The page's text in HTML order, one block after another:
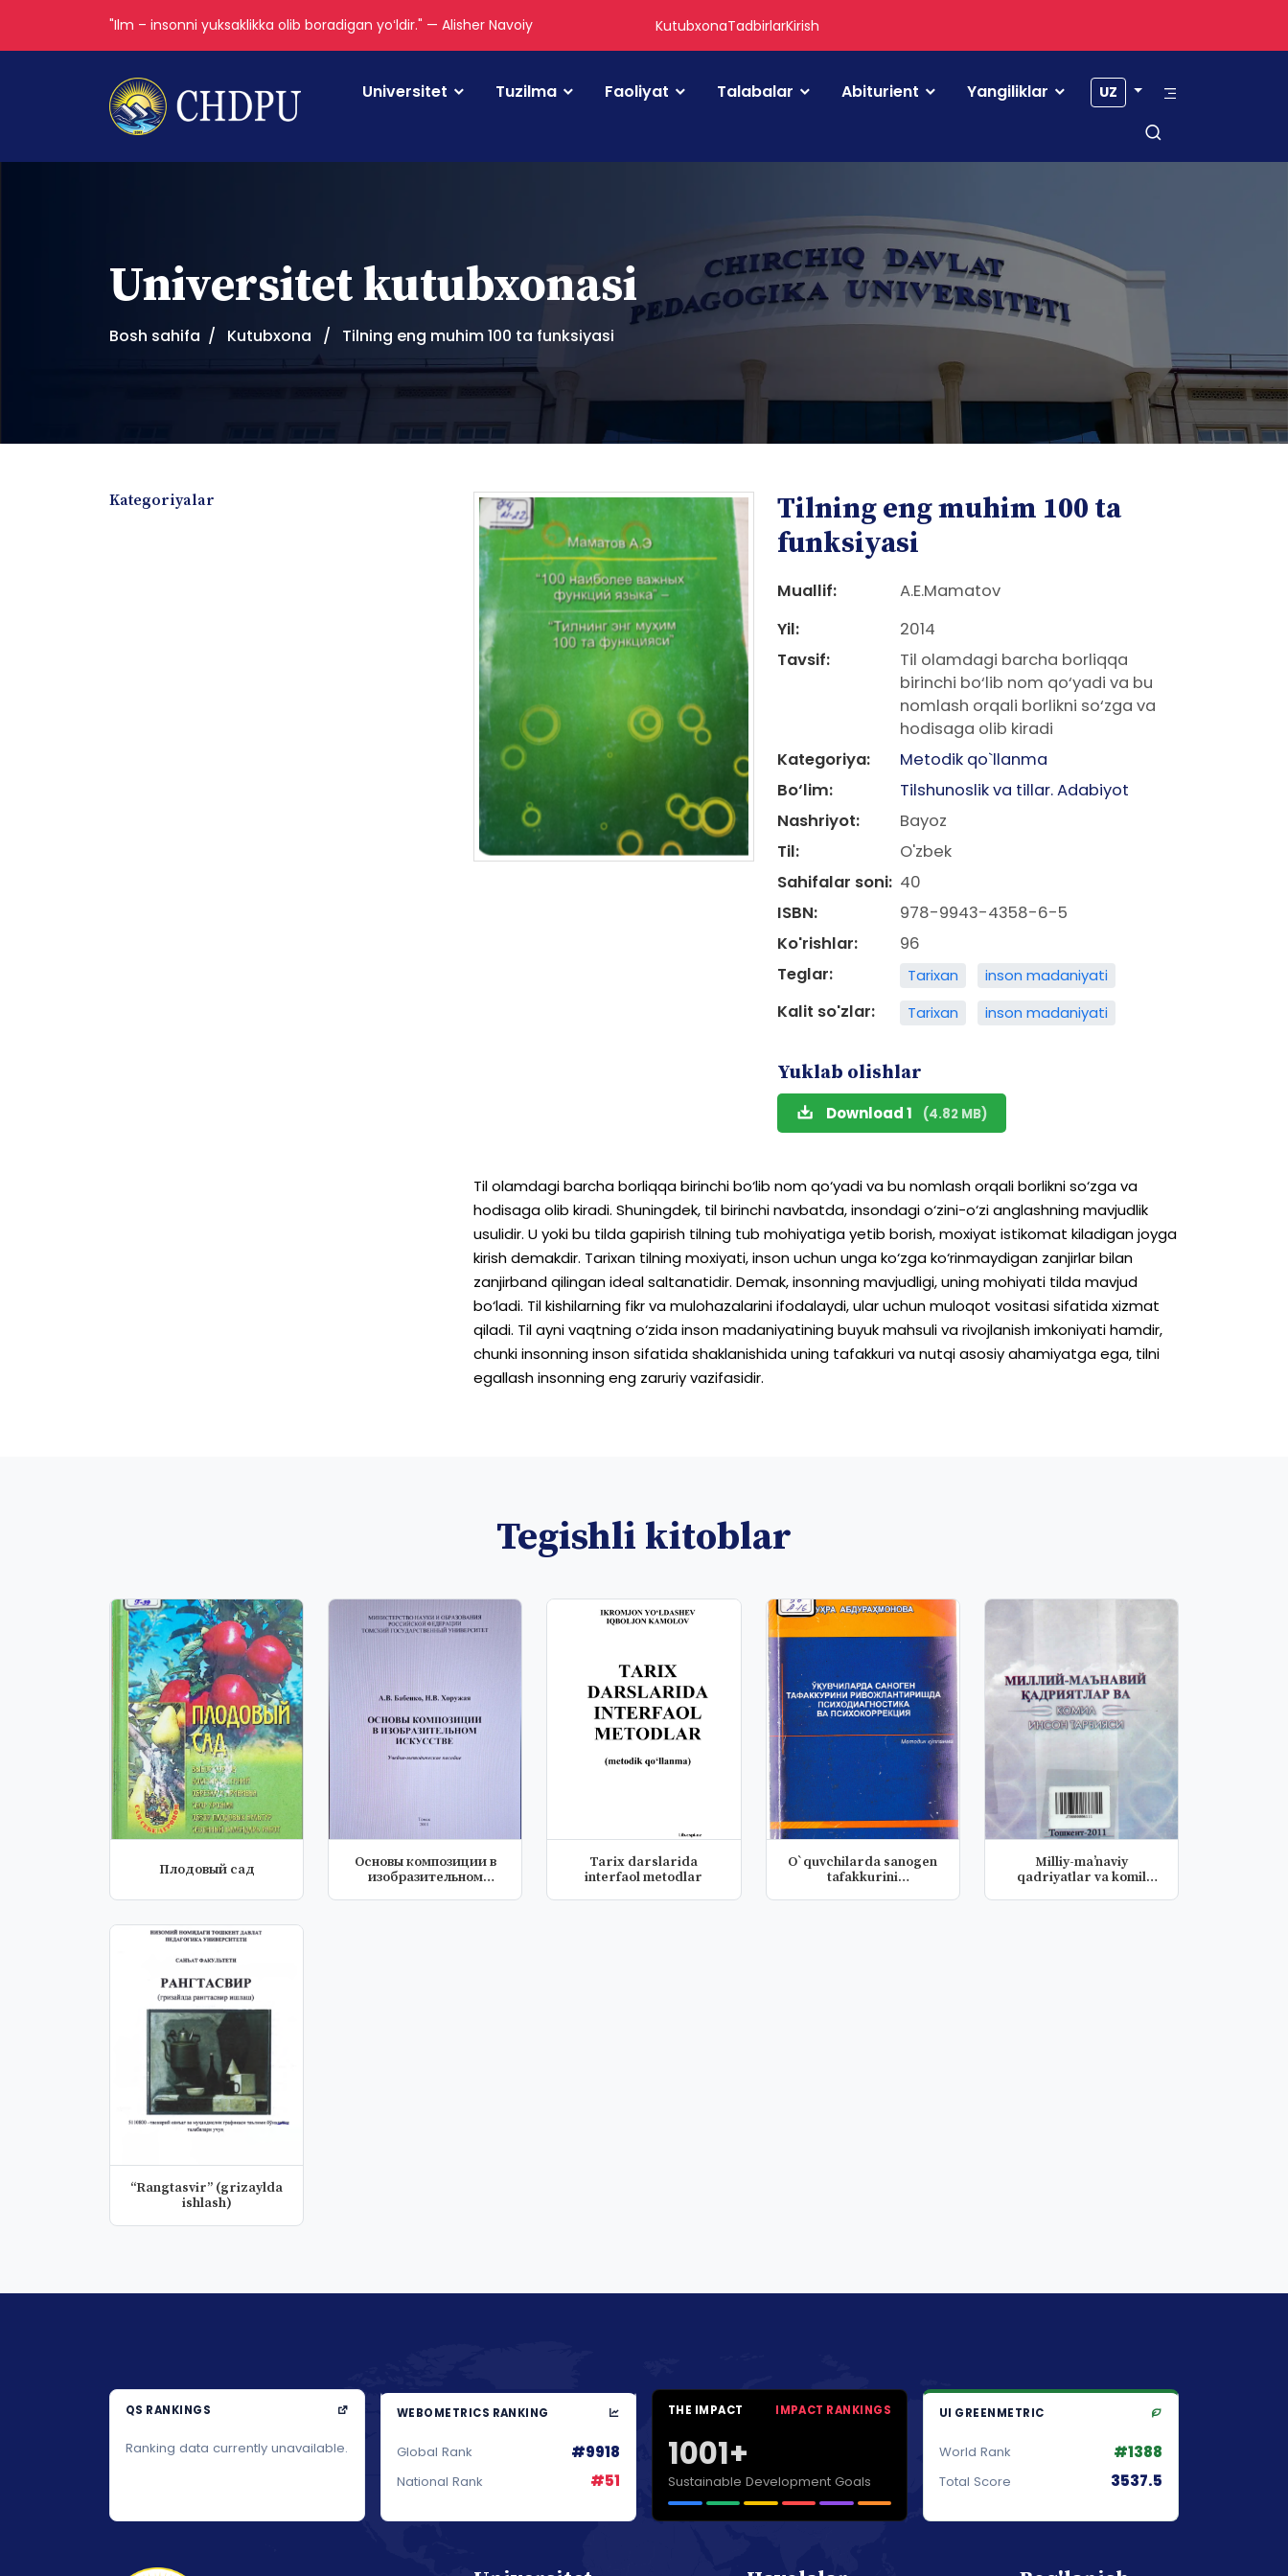
"Ilm – insonni yuksaklikka olib boradigan yoʻldir." — Alisher Navoiy KutubxonaTadbirlarKirish
Universitet Tuzilma Faoliyat Talabalar Abiturient Yangiliklar UZ
Universitet kutubxonasi
Bosh sahifa Kutubxona Tilning eng muhim 100 ta funksiyasi
Kategoriyalar
Tilning eng muhim 100 ta
funksiyasi
Muallif:
A.E.Mamatov
Yil:
2014
Tavsif:
Til olamdagi barcha borliqqa
birinchi bo‘lib nom qo‘yadi va bu
nomlash orqali borlikni so‘zga va
hodisaga olib kiradi
Kategoriya:
Metodik qo`llanma
Bo‘lim:
Tilshunoslik va tillar. Adabiyot
Nashriyot:
Bayoz
Til:
O'zbek
Sahifalar soni: 40
ISBN:
978-9943-4358-6-5
Ko'rishlar:
96
Teglar:
Tarixan inson madaniyati
Kalit so'zlar: Tarixan inson madaniyati
Yuklab olishlar
Download 1 (4.82 MB)
Tilolamdagibarchaborliqqabirinchibo‘lib nomqo‘yadivabunomlashorqaliborlikniso‘zgava
hodisagaolib kiradi. Shuningdek, tilbirinchinavbatda,insondagio‘zini-o‘zianglashningmavjudlik
usulidir. Uyokibu tildagapirish tilning tub mohiyatigayetib borish,moxiyat istikomat kiladiganjoyga
kirishdemakdir. Tarixan tilningmoxiyati,insonuchunungako‘zgako‘rinmaydigan zanjirlarbilan
zanjirbandqilinganidealsaltanatidir. Demak,insonningmavjudligi,uningmohiyati tildamavjud
bo‘ladi. Tilkishilarning fikrvamulohazalariniifodalaydi,ularuchunmuloqot vositasisifatidaxizmat
qiladi. Tilaynivaqtningo‘zidainsonmadaniyatiningbuyukmahsulivarivojlanishimkoniyatihamdir,
chunkiinsonninginsonsifatidashaklanishidauning tafakkurivanutqiasosiyahamiyatgaega, tilni
egallashinsonningeng zaruriyvazifasidir.
Tegishli kitoblar
Плодовый сад
Основы композиции в
изобразительном
Tarix darslarida
interfaol metodlar
O`quvchilarda sanogen
tafakkurini
Milliy-ma’naviy
qadriyatlar va komil
“Rangtasvir” (grizaylda
ishlash)
QS RANKINGS
Ranking data currently unavailable.
WEBOMETRICS RANKING
Global Rank #9918
National Rank #51
THE IMPACT IMPACT RANKINGS
1001+
Sustainable Development Goals
UI GREENMETRIC
World Rank #1388
Total Score 3537.5